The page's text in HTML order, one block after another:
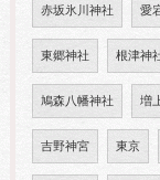
赤坂氷川神社 愛
東郷神社 根津神
鳩森八幡神社 増
吉野神宮 東京